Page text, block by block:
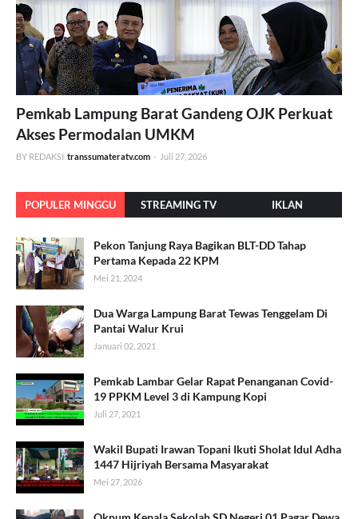
Pemkab Lampung Barat Gandeng OJK Perkuat
Akses Permodalan UMKM
BY REDAKSI transsumateratv.com - Juli 27, 2026
POPULER MINGGU STREAMING TV IKLAN
Pekon Tanjung Raya Bagikan BLT-DD Tahap
Pertama Kepada 22 KPM
Mei 21, 2024
Dua Warga Lampung Barat Tewas Tenggelam Di
Pantai Walur Krui
Januari 02, 2021
Pemkab Lambar Gelar Rapat Penanganan Covid-
19 PPKM Level 3 di Kampung Kopi
Juli 27, 2021
Wakil Bupati Irawan Topani Ikuti Sholat Idul Adha
1447 Hijriyah Bersama Masyarakat
Mei 27, 2026